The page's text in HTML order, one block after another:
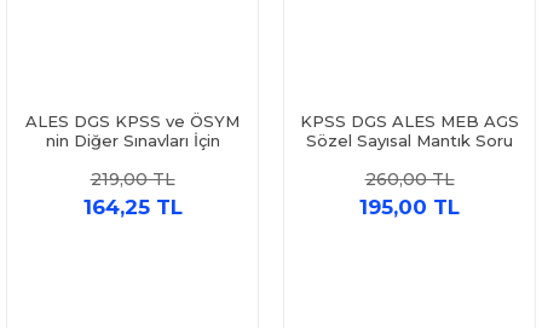
ALES DGS KPSS ve ÖSYM
nin Diğer Sınavları İçin
Anlatımlı Soru Bankası
Akademi Denizi
219,00 TL
164,25 TL
KPSS DGS ALES MEB AGS
Sözel Sayısal Mantık Soru
260,00 TL
195,00 TL